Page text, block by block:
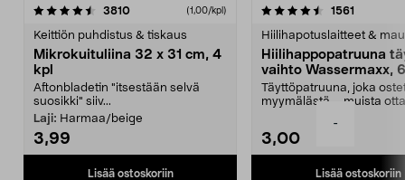
-
3810arvostelut (1,00/kpl)
Keittiön puhdistus & tiskaus
Mikrokuituliina 32 x 31 cm, 4
kpl
Aftonbladetin "itsestään selvä
suosikki" siiv...
Laji: Harmaa/beige
3,99
Lisää ostoskoriin
4.5viidestä
1561
Hiilihapotuslaitteet &
Hiilihappopatruuna
vaihto Wassermaxx,
Täyttöpatruuna, joka
myymälästä – muista
3,00
Lisää ostoskoriin
4.5viidestä